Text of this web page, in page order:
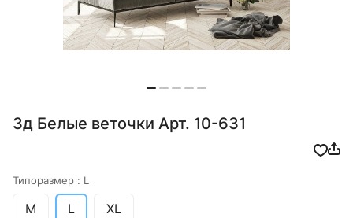
3д Белые веточки Арт. 10-631
Типоразмер : L
M L XL